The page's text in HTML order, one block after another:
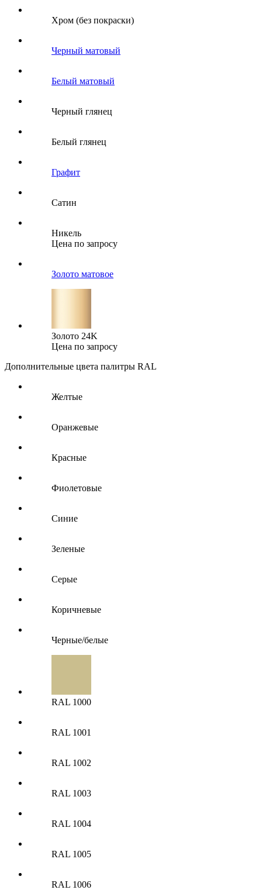
Хром (без покраски)
Черный матовый
Белый матовый
Черный глянец
Белый глянец
Графит
Сатин
Никель
Цена по запросу
Золото матовое
Золото 24K
Цена по запросу
Дополнительные цвета палитры RAL
Желтые
Оранжевые
Красные
Фиолетовые
Синие
Зеленые
Серые
Коричневые
Черные/белые
RAL 1000
RAL 1001
RAL 1002
RAL 1003
RAL 1004
RAL 1005
RAL 1006